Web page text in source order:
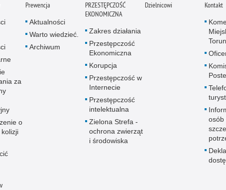
za
o
Prewencja
Aktualności
Warto wiedzieć.
Archiwum
PRZESTĘPCZOŚĆ
EKONOMICZNA
Zakres działania
Przestępczość
Ekonomiczna
Korupcja
Przestępczość w
Internecie
Przestępczość
intelektualna
Zielona Strefa -
ochrona zwierząt
i środowiska
Dzielnicowi Kontakt
osób